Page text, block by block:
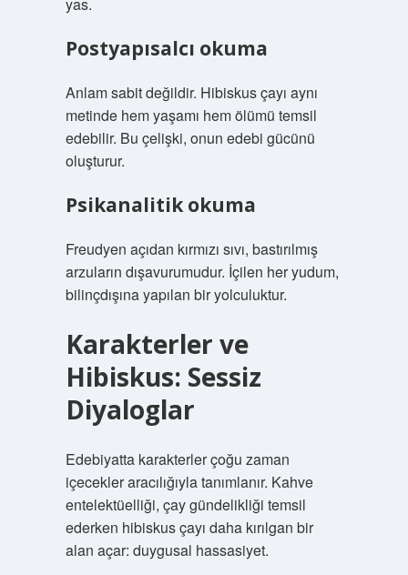
Postyapısalcı okuma
Anlam sabit değildir. Hibiskus çayı aynı
metinde hem yaşamı hem ölümü temsil
edebilir. Bu çelişki, onun edebi gücünü
oluşturur.
Psikanalitik okuma
Freudyen açıdan kırmızı sıvı, bastırılmış
arzuların dışavurumudur. İçilen her yudum,
bilinçdışına yapılan bir yolculuktur.
Karakterler ve
Hibiskus: Sessiz
Diyaloglar
Edebiyatta karakterler çoğu zaman
içecekler aracılığıyla tanımlanır. Kahve
entelektüelliği, çay gündelikliği temsil
ederken hibiskus çayı daha kırılgan bir
alan açar: duygusal hassasiyet.